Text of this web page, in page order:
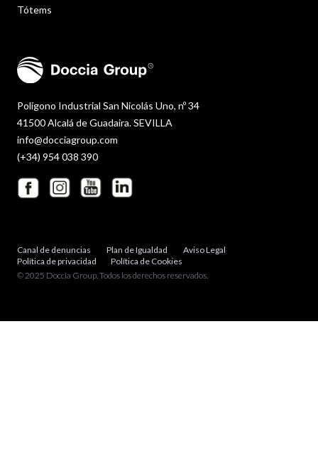
Polígono Industrial San Nicolás Uno, nº 34
41500 Alcalá de Guadaira. SEVILLA
info@docciagroup.com
(+34) 954 038 390
Tótems
Canal de denuncias Plan de Igualdad
Aviso Legal
Política de privacidad
Política de Cookies
© 2025 Doccia Group. Todos los derechos reservados.